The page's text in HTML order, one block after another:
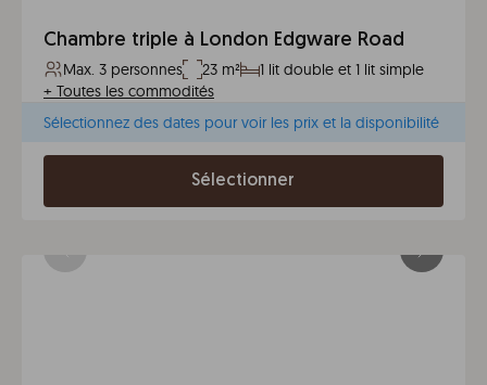
Chambre triple à London Edgware Road
Max. 3 personnes 23 m²
1 lit double et 1 lit simple
+ Toutes les commodités
Sélectionnez des dates pour voir les prix et la disponibilité
Sélectionner